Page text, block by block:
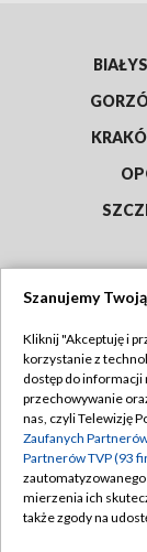
Abonament
Emisja w TVP
Centrum
Naziemna
Szanujemy
Kliknij "Akceptuję i
korzystanie z
dostęp do informacji
przechowywanie
nas, czyli Telewizję
Zaufanych
Partnerów TVP (93
mierzenia ich
także zgody na